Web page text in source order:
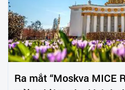
Ra mắt “Moskva MICE